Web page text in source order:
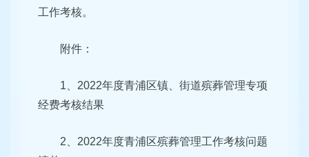
工作考核。
附件：
1、2022年度青浦区镇、街道殡葬管理专项
经费考核结果
2、2022年度青浦区殡葬管理工作考核问题